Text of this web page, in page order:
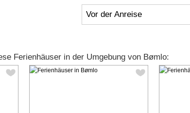
Vor der Anreise
Ferienhäuser in der Umgebung von Bømlo: